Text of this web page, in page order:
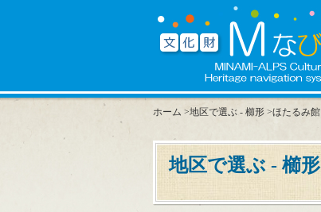
ホーム >地区で選ぶ - 櫛形 >ほたるみ館
地区で選ぶ - 櫛形